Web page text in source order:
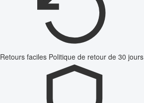
Retours faciles Politique de retour de 30 jours